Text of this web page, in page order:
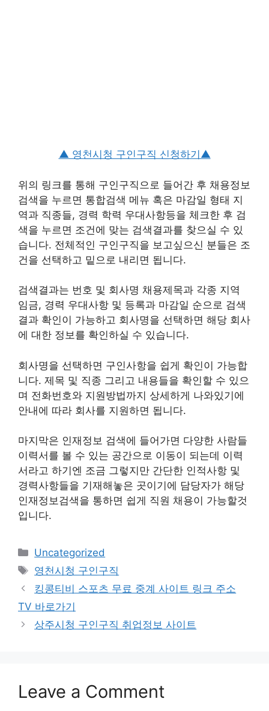
▲ 영천시청 구인구직 신청하기▲
위의 링크를 통해 구인구직으로 들어간 후 채용정보
검색을 누르면 통합검색 메뉴 혹은 마감일 형태 지
역과 직종들, 경력 학력 우대사항등을 체크한 후 검
색을 누르면 조건에 맞는 검색결과를 찾으실 수 있
습니다. 전체적인 구인구직을 보고싶으신 분들은 조
건을 선택하고 밑으로 내리면 됩니다.
검색결과는 번호 및 회사명 채용제목과 각종 지역
임금, 경력 우대사항 및 등록과 마감일 순으로 검색
결과 확인이 가능하고 회사명을 선택하면 해당 회사
에 대한 정보를 확인하실 수 있습니다.
회사명을 선택하면 구인사항을 쉽게 확인이 가능합
니다. 제목 및 직종 그리고 내용들을 확인할 수 있으
며 전화번호와 지원방법까지 상세하게 나와있기에
안내에 따라 회사를 지원하면 됩니다.
마지막은 인재정보 검색에 들어가면 다양한 사람들
이력서를 볼 수 있는 공간으로 이동이 되는데 이력
서라고 하기엔 조금 그렇지만 간단한 인적사항 및
경력사항들을 기재해놓은 곳이기에 담당자가 해당
인재정보검색을 통하면 쉽게 직원 채용이 가능할것
입니다.
Categories
Uncategorized
Tags
영천시청 구인구직
Post
navigation
킹콩티비 스포츠 무료 중계 사이트 링크 주소
TV 바로가기
상주시청 구인구직 취업정보 사이트
Leave a Comment